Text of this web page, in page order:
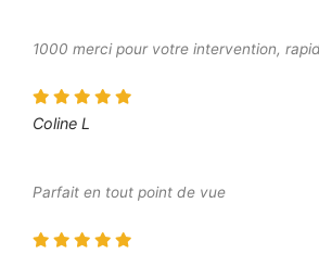
1000 merci pour votre intervention,
Coline L
Parfait en tout point de vue